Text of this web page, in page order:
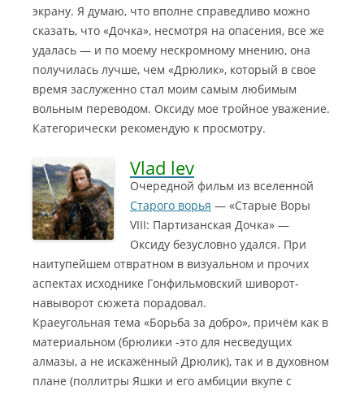
экрану. Я думаю, что вполне справедливо можно
сказать, что «Дочка», несмотря на опасения, все же
удалась — и по моему нескромному мнению, она
получилась лучше, чем «Дрюлик», который в свое
время заслуженно стал моим самым любимым
вольным переводом. Оксиду мое тройное уважение.
Категорически рекомендую к просмотру.
Vlad lev
Очередной фильм из вселенной
Старого ворья — «Старые Воры
VIII: Партизанская Дочка» —
Оксиду безусловно удался. При
наитупейшем отвратном в визуальном и прочих
аспектах исходнике Гонфильмовский шиворот-
навыворот сюжета порадовал.
Краеугольная тема «Борьба за добро», причём как в
материальном (брюлики -это для несведущих
алмазы, а не искажённый Дрюлик), так и в духовном
плане (поллитры Яшки и его амбиции вкупе с